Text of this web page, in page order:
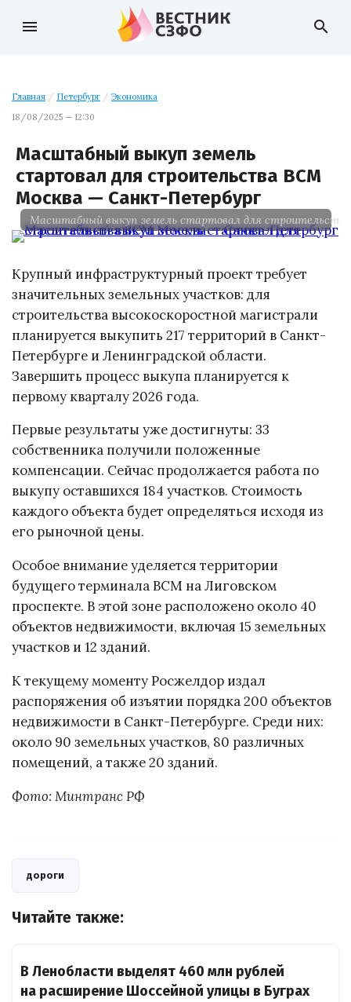
menu search
Главная / Петербург / Экономика
18/08/2025 — 12:30
Масштабный выкуп земель
стартовал для строительства ВСМ
Москва — Санкт-Петербург
Масштабный выкуп земель стартовал для
Крупный инфраструктурный проект требует
значительных земельных участков: для
строительства высокоскоростной магистрали
планируется выкупить 217 территорий в Санкт-
Петербурге и Ленинградской области.
Завершить процесс выкупа планируется к
первому кварталу 2026 года.
Первые результаты уже достигнуты: 33
собственника получили положенные
компенсации. Сейчас продолжается работа по
выкупу оставшихся 184 участков. Стоимость
каждого объекта будет определяться исходя из
его рыночной цены.
Особое внимание уделяется территории
будущего терминала ВСМ на Лиговском
проспекте. В этой зоне расположено около 40
объектов недвижимости, включая 15 земельных
участков и 12 зданий.
К текущему моменту Росжелдор издал
распоряжения об изъятии порядка 200 объектов
недвижимости в Санкт-Петербурге. Среди них:
около 90 земельных участков, 80 различных
помещений, а также 20 зданий.
Фото: Минтранс РФ
дороги
Читайте также:
В Ленобласти выделят 460 млн рублей
на расширение Шоссейной улицы в Буграх